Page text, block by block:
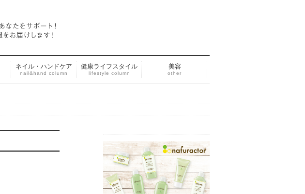
ネイル・ハンドケア
nail&hand column
健康ライフスタイル
lifestyle column
美容
other